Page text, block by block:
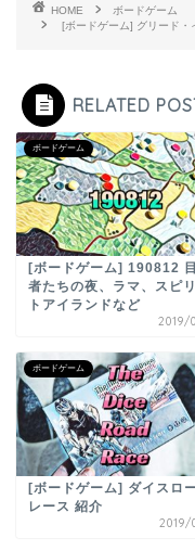
HOME
ボードゲーム
[ボードゲーム] グリード・
RELATED
ボードゲーム
[ボードゲーム] 190812
者たちの夜、ラマ、スピ
トアイランドなど
2019/
ボードゲーム
[ボードゲーム] ダイスロ
レース 紹介
2019/